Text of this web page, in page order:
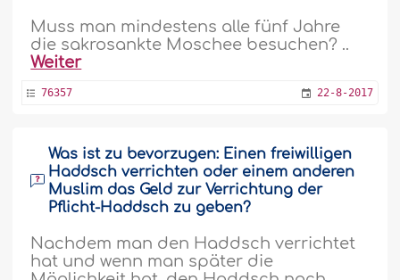
Muss man mindestens alle fünf Jahre
die sakrosankte Moschee besuchen? ..
Weiter
76357 22-8-2017
Was ist zu bevorzugen: Einen freiwilligen
Haddsch verrichten oder einem anderen
Muslim das Geld zur Verrichtung der
Pflicht-Haddsch zu geben?
Nachdem man den Haddsch verrichtet
hat und wenn man später die